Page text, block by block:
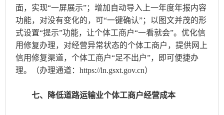
面，实现“一屏展示”；增加自动导入上一年度年报内容
功能，对没有变化的，可“一键确认”；以图文并茂的形
式设置“提示”功能，让个体工商户“一看就会”。优化信
用修复办理，对经营异常状态的个体工商户，提供网上
信用修复渠道，个体工商户“足不出户”，即可便捷办
理。（办理通道：https://ln.gsxt.gov.cn）
七、降低道路运输业个体工商户经营成本